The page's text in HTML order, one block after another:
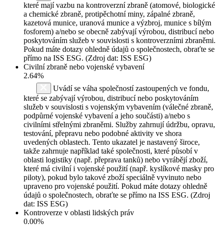
které mají vazbu na kontroverzní zbraně (atomové, biologické
a chemické zbraně, protipěchotní miny, zápalné zbraně,
kazetová munice, uranová munice a výzbroj, munice s bílým
fosforem) a/nebo se obecně zabývají výrobou, distribucí nebo
poskytováním služeb v souvislosti s kontroverzními zbraněmi.
Pokud máte dotazy ohledně údajů o společnostech, obraťte se
přímo na ISS ESG. (Zdroj dat: ISS ESG)
Civilní zbraně nebo vojenské vybavení
2.64%
Uvádí se váha společností zastoupených ve fondu,
které se zabývají výrobou, distribucí nebo poskytováním
služeb v souvislosti s vojenským vybavením (válečné zbraně,
podpůrné vojenské vybavení a jeho součásti) a/nebo s
civilními střelnými zbraněmi. Služby zahrnují údržbu, opravu,
testování, přepravu nebo podobné aktivity ve shora
uvedených oblastech. Tento ukazatel je nastavený široce,
takže zahrnuje například také společnosti, které působí v
oblasti logistiky (např. přeprava tanků) nebo vyrábějí zboží,
které má civilní i vojenské použití (např. kyslíkové masky pro
piloty), pokud bylo takové zboží speciálně vyvinuto nebo
upraveno pro vojenské použití. Pokud máte dotazy ohledně
údajů o společnostech, obraťte se přímo na ISS ESG. (Zdroj
dat: ISS ESG)
Kontroverze v oblasti lidských práv
0.00%